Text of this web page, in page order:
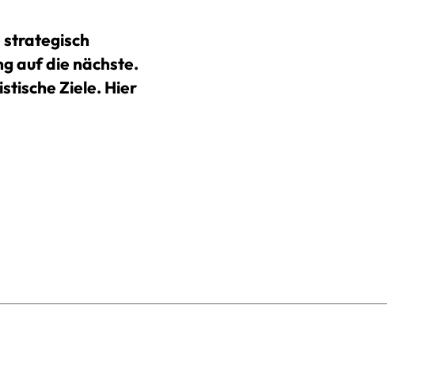
strategisch
auf die nächste.
Ziele. Hier